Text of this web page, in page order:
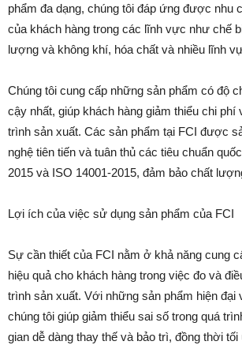
phẩm đa dạng, chúng tôi đáp ứng được nhu
của khách hàng trong các lĩnh vực như chế
lượng và không khí, hóa chất và nhiều lĩnh
Chúng tôi cung cấp những sản phẩm có độ
cậy nhất, giúp khách hàng giảm thiểu chi phí
trình sản xuất. Các sản phẩm tại FCI được
nghệ tiên tiến và tuân thủ các tiêu chuẩn
2015 và ISO 14001-2015, đảm bảo chất
Lợi ích của việc sử dụng sản phẩm của FCI
Sự cần thiết của FCI nằm ở khả năng cung
hiệu quả cho khách hàng trong việc đo và
trình sản xuất. Với những sản phẩm hiện đại
chúng tôi giúp giảm thiểu sai số trong quá
gian dễ dàng thay thế và bảo trì, đồng thời